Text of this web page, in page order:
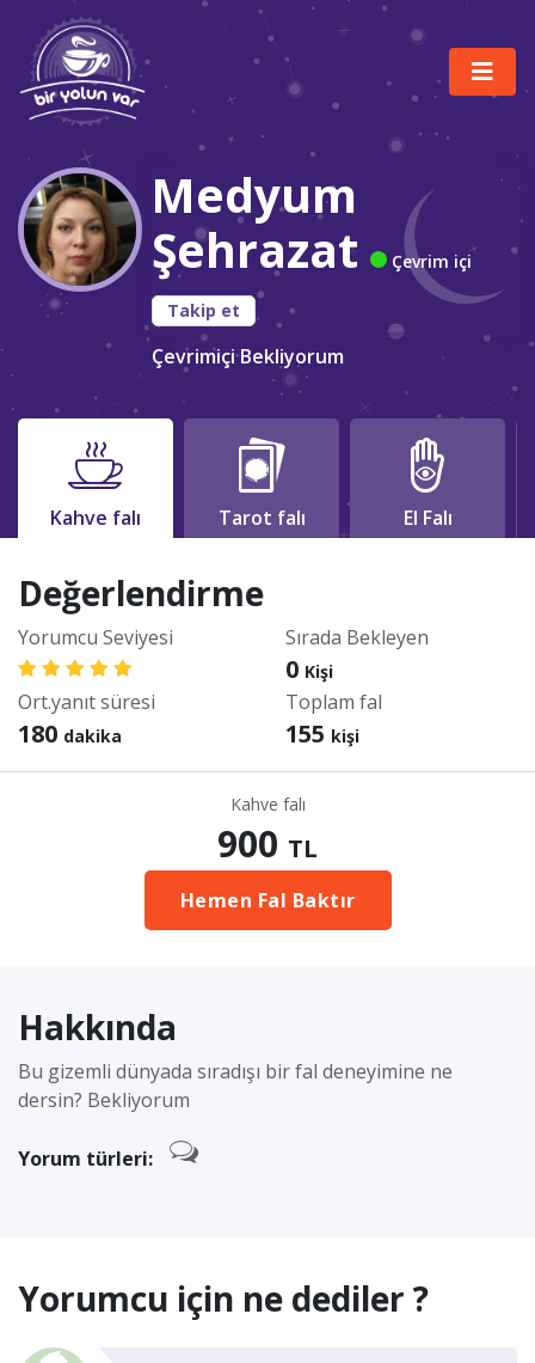
Medyum
Şehrazat
Çevrim içi
Takip et
Çevrimiçi Bekliyorum
Kahve falı Tarot falı El Falı
Değerlendirme
Yorumcu Seviyesi Sırada Bekleyen
0 Kişi
Ort.yanıt süresi
180 dakika
Toplam fal
155 kişi
Kahve falı
900 TL
Hemen Fal Baktır
Hakkında
Bu gizemli dünyada sıradışı bir fal deneyimine ne
dersin? Bekliyorum
Yorum türleri:
Yorumcu için ne dediler ?